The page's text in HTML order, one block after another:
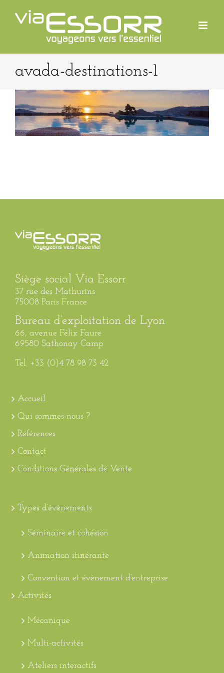
contenu
avada-destinations-1
Siège social Via Essorr
37 rue des Mathurins
75008 Paris France
Bureau d’exploitation de Lyon
66, avenue Félix Faure
69580 Sathonay Camp
Tel. +33 (0)4 78 98 73 42
Accueil
Qui sommes-nous ?
Références
Contact
Conditions Générales de Vente
Types d’évènements
Séminaire et cohésion
Animation itinérante
Convention et évènement d’entreprise
Activités
Mécanique
Multi-activités
Ateliers interactifs